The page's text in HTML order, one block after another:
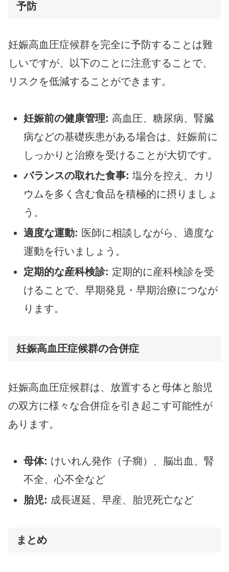
予防
妊娠高血圧症候群を完全に予防することは難
しいですが、以下のことに注意することで、
リスクを低減することができます。
妊娠前の健康管理: 高血圧、糖尿病、腎臓
病などの基礎疾患がある場合は、妊娠前に
しっかりと治療を受けることが大切です。
バランスの取れた食事: 塩分を控え、カリ
ウムを多く含む食品を積極的に摂りましょ
う。
適度な運動: 医師に相談しながら、適度な
運動を行いましょう。
定期的な産科検診: 定期的に産科検診を受
けることで、早期発見・早期治療につなが
ります。
妊娠高血圧症候群の合併症
妊娠高血圧症候群は、放置すると母体と胎児
の双方に様々な合併症を引き起こす可能性が
あります。
母体: けいれん発作（子癇）、脳出血、腎
不全、心不全など
胎児: 成長遅延、早産、胎児死亡など
まとめ